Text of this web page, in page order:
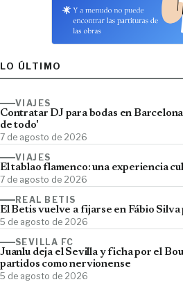
LO ÚLTIMO
VIAJES
Contratar DJ para bodas en
de todo'
7 de agosto de 2026
VIAJES
El tablao flamenco: una experiencia
7 de agosto de 2026
REAL BETIS
El Betis vuelve a fijarse en Fábio
5 de agosto de 2026
SEVILLA FC
Juanlu deja el Sevilla y ficha por el
partidos como nervionense
5 de agosto de 2026